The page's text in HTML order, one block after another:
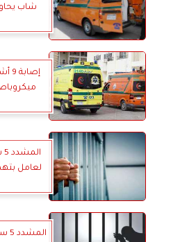
شاب
لعامل